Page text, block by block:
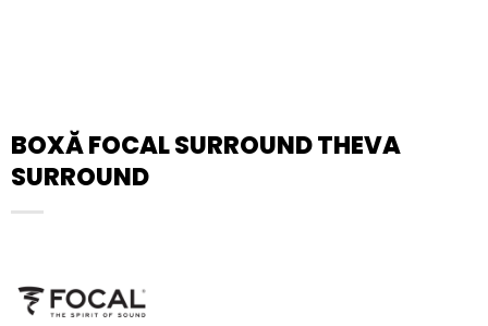
BOXĂ FOCAL SURROUND THEVA
SURROUND